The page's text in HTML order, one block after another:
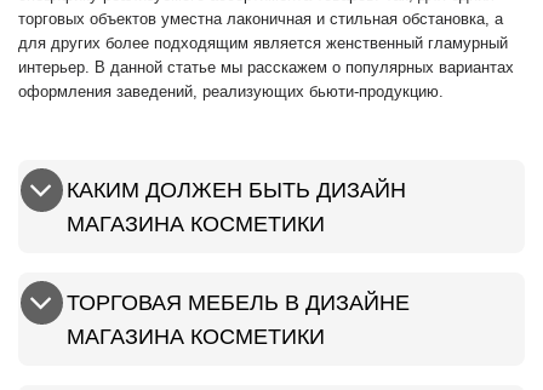
торговых объектов уместна лаконичная и стильная обстановка, а
для других более подходящим является женственный гламурный
интерьер. В данной статье мы расскажем о популярных вариантах
оформления заведений, реализующих бьюти-продукцию.
КАКИМ ДОЛЖЕН БЫТЬ ДИЗАЙН
МАГАЗИНА КОСМЕТИКИ
ТОРГОВАЯ МЕБЕЛЬ В ДИЗАЙНЕ
МАГАЗИНА КОСМЕТИКИ